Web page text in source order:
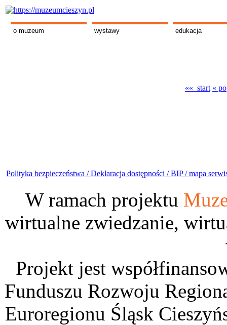
o muzeum wystawy edukacja
«« start «
Polityka bezpieczeństwa /Deklaracja dostępności /BIP /mapa
W ramach projektu
wirtualne zwiedzanie,
Projekt jest
Funduszu Rozwoju
Euroregionu Śląsk